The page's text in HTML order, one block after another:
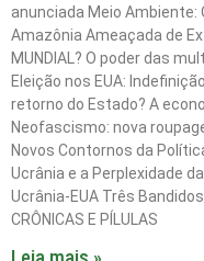
anunciada Meio Ambiente:
Amazônia Ameaçada de
MUNDIAL? O poder das
Eleição nos EUA:
retorno do Estado? A
Neofascismo: nova
Novos Contornos da
Ucrânia e a Perplexidade
Ucrânia-EUA Três
CRÔNICAS E PÍLULAS